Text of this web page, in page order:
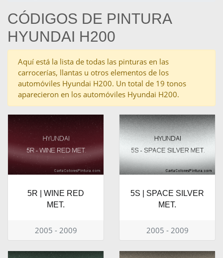
CÓDIGOS DE PINTURA
HYUNDAI H200
Aquí está la lista de todas las pinturas en las
carrocerías, llantas u otros elementos de los
automóviles Hyundai H200. Un total de 19 tonos
aparecieron en los automóviles Hyundai H200.
5R | WINE RED
MET.
2005 - 2009
5S | SPACE SILVER
MET.
2005 - 2009